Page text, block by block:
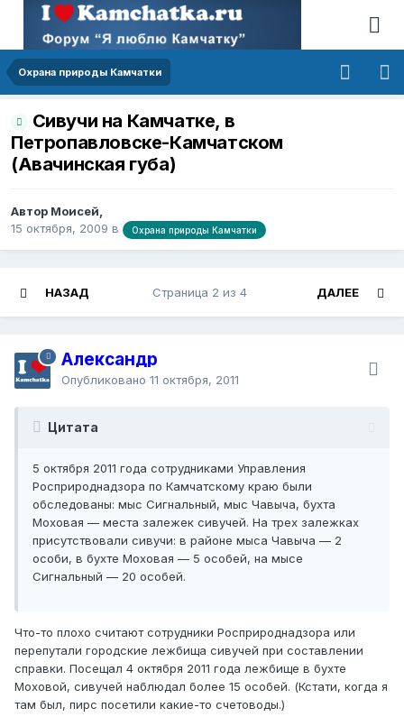
Охрана природы Камчатки
Сивучи на Камчатке, в
Петропавловске-Камчатском
(Авачинская губа)
Автор Моисей,
15 октября, 2009 в Охрана природы Камчатки
НАЗАД ДАЛЕЕ
Страница 2 из 4
Александр
Опубликовано 11 октября, 2011
Цитата
5 октября 2011 года сотрудниками Управления
Росприроднадзора по Камчатскому краю были
обследованы: мыс Сигнальный, мыс Чавыча, бухта
Моховая — места залежек сивучей. На трех залежках
присутствовали сивучи: в районе мыса Чавыча — 2
особи, в бухте Моховая — 5 особей, на мысе
Сигнальный — 20 особей.
Что-то плохо считают сотрудники Росприроднадзора или
перепутали городские лежбища сивучей при составлении
справки. Посещал 4 октября 2011 года лежбище в бухте
Моховой, сивучей наблюдал более 15 особей. (Кстати, когда я
там был, пирс посетили какие-то счетоводы.)